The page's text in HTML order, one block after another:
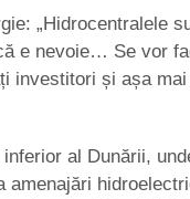
„Hidrocentralele
e nevoie… Se vor
investitori și așa
al Dunării,
amenajări